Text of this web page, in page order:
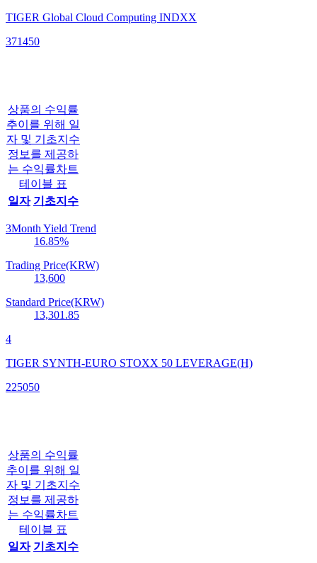
TIGER Global Cloud Computing INDXX
371450
상품의 수익률
추이를 위해 일
자 및 기초지수
정보를 제공하
는 수익률차트
테이블 표
일자 기초지수
3Month Yield Trend
16.85%
Trading Price(KRW)
13,600
Standard Price(KRW)
13,301.85
4
TIGER SYNTH-EURO STOXX 50 LEVERAGE(H)
225050
상품의 수익률
추이를 위해 일
자 및 기초지수
정보를 제공하
는 수익률차트
테이블 표
일자 기초지수